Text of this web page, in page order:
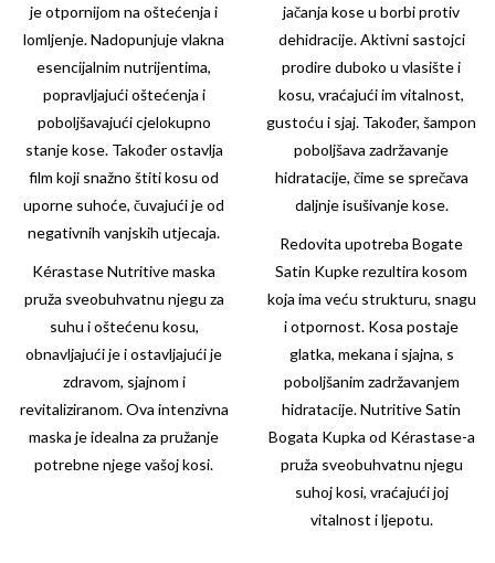
je otpornijom na oštećenja i
lomljenje. Nadopunjuje vlakna
esencijalnim nutrijentima,
popravljajući oštećenja i
poboljšavajući cjelokupno
stanje kose. Također ostavlja
film koji snažno štiti kosu od
uporne suhoće, čuvajući je od
negativnih vanjskih utjecaja.
Kérastase Nutritive maska
pruža sveobuhvatnu njegu za
suhu i oštećenu kosu,
obnavljajući je i ostavljajući je
zdravom, sjajnom i
revitaliziranom. Ova intenzivna
maska je idealna za pružanje
potrebne njege vašoj kosi.
jačanja kose u borbi protiv
dehidracije. Aktivni sastojci
prodire duboko u vlasište i
kosu, vraćajući im vitalnost,
gustoću i sjaj. Također, šampon
poboljšava zadržavanje
hidratacije, čime se sprečava
daljnje isušivanje kose.
Redovita upotreba Bogate
Satin Kupke rezultira kosom
koja ima veću strukturu, snagu
i otpornost. Kosa postaje
glatka, mekana i sjajna, s
poboljšanim zadržavanjem
hidratacije.NutritiveSatin
Bogata Kupka od Kérastase-a
pruža sveobuhvatnu njegu
suhoj kosi, vraćajući joj
vitalnost i ljepotu.